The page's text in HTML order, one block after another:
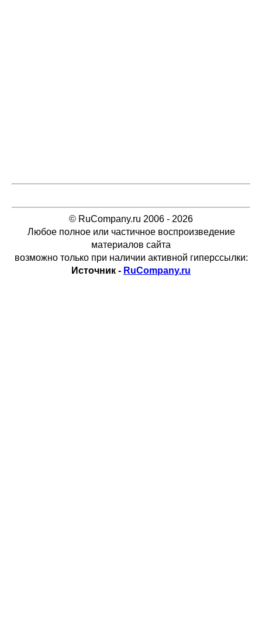
© RuCompany.ru 2006 - 2026
Любое полное или частичное воспроизведение
материалов сайта
возможно только при наличии активной гиперссылки:
Источник - RuCompany.ru